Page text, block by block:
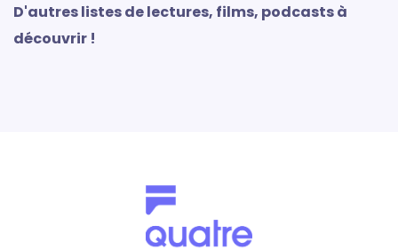
D'autres listes de lectures, films, podcasts à
découvrir !